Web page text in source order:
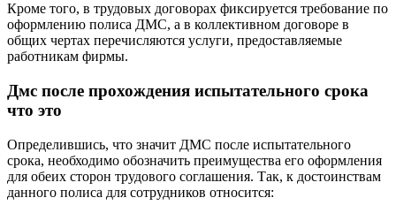
Кроме того, в трудовых договорах фиксируется требование по
оформлению полиса ДМС, а в коллективном договоре в
общих чертах перечисляются услуги, предоставляемые
работникам фирмы.
Дмс после прохождения испытательного срока
что это
Определившись, что значит ДМС после испытательного
срока, необходимо обозначить преимущества его оформления
для обеих сторон трудового соглашения. Так, к достоинствам
данного полиса для сотрудников относится: